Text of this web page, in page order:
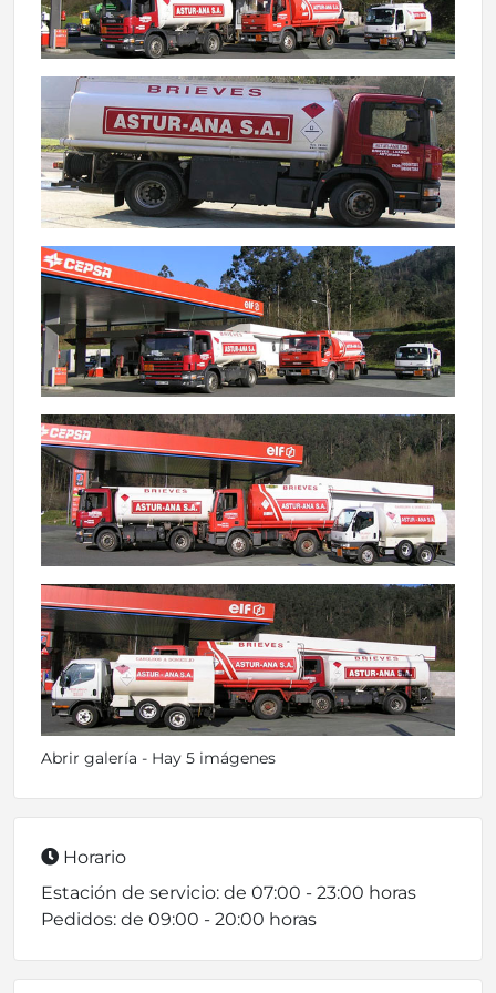
Abrir galería - Hay 5 imágenes
Horario
Estación de servicio: de 07:00 - 23:00 horas
Pedidos: de 09:00 - 20:00 horas